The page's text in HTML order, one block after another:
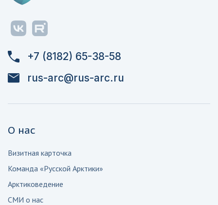
+7 (8182) 65-38-58
rus-arc@rus-arc.ru
О нас
Визитная карточка
Команда «Русской Арктики»
Арктиковедение
СМИ о нас